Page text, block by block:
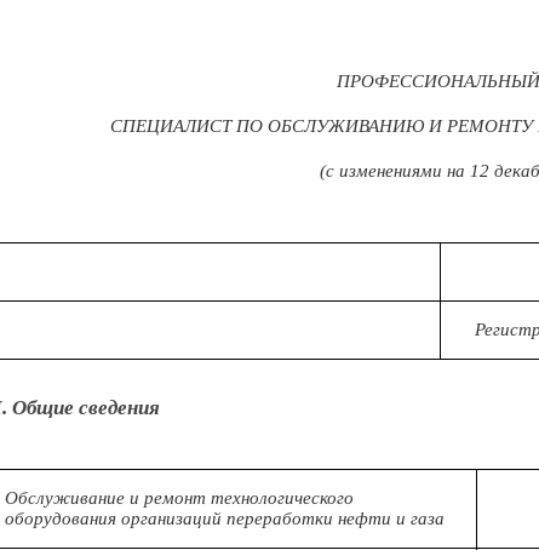
ПРОФЕССИОНАЛЬНЫЙ
СПЕЦИАЛИСТ ПО ОБСЛУЖИВАНИЮ И РЕМОНТУ
(с изменениями на 12
Общие сведения
Обслуживание и ремонт технологического
оборудования организаций переработки нефти и газа